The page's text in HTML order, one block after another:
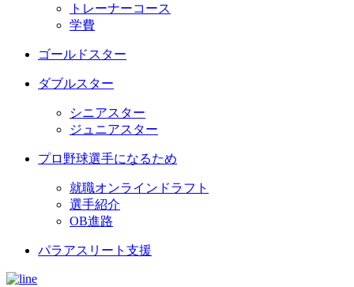
トレーナーコース
学費
ゴールドスター
ダブルスター
シニアスター
ジュニアスター
プロ野球選手になるため
就職オンラインドラフト
選手紹介
OB進路
パラアスリート支援